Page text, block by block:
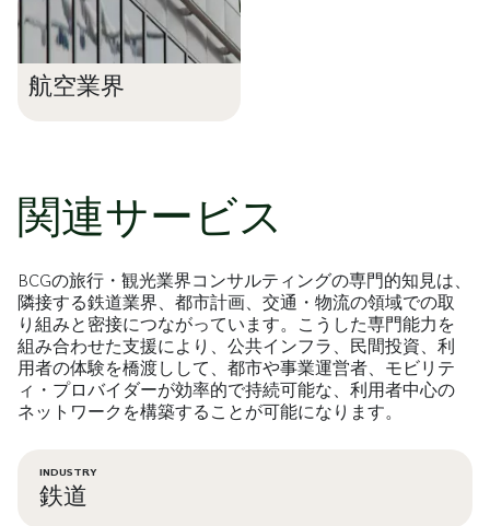
航空業界
関連サービス
BCGの旅行・観光業界コンサルティングの専門的知見は、
隣接する鉄道業界、都市計画、交通・物流の領域での取
り組みと密接につながっています。こうした専門能力を
組み合わせた支援により、公共インフラ、民間投資、利
用者の体験を橋渡しして、都市や事業運営者、モビリテ
ィ・プロバイダーが効率的で持続可能な、利用者中心の
ネットワークを構築することが可能になります。
INDUSTRY
鉄道